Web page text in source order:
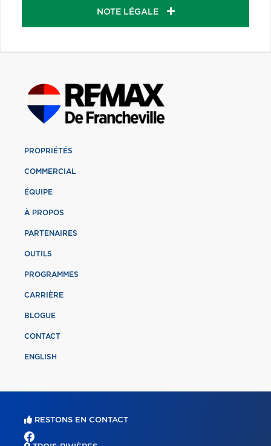
NOTE LÉGALE
PROPRIÉTÉS
COMMERCIAL
ÉQUIPE
À PROPOS
PARTENAIRES
OUTILS
PROGRAMMES
CARRIÈRE
BLOGUE
CONTACT
ENGLISH
RESTONS EN CONTACT